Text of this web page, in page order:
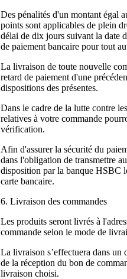
Des pénalités d'un montant égal
points sont applicables de plein
délai de dix jours suivant la date
de paiement bancaire pour tout
La livraison de toute nouvelle
retard de paiement d'une
dispositions des présentes.
Dans le cadre de la lutte contre
relatives à votre commande
vérification.
Afin d'assurer la sécurité du
dans l'obligation de transmettre
disposition par la banque HSBC
carte bancaire.
6. Livraison des commandes
Les produits seront livrés à
commande selon le mode de
La livraison s’effectuera dans un
de la réception du bon de
livraison choisi.